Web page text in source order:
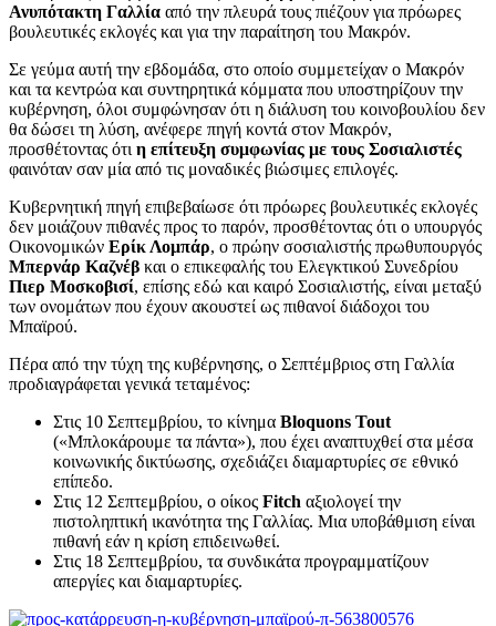
Ανυπότακτη Γαλλία από την πλευρά τους πιέζουν για πρόωρες
βουλευτικές εκλογές και για την παραίτηση του Μακρόν.
Σε γεύμα αυτή την εβδομάδα, στο οποίο συμμετείχαν ο Μακρόν
και τα κεντρώα και συντηρητικά κόμματα που υποστηρίζουν την
κυβέρνηση, όλοι συμφώνησαν ότι η διάλυση του κοινοβουλίου δεν
θα δώσει τη λύση, ανέφερε πηγή κοντά στον Μακρόν,
προσθέτοντας ότι η επίτευξη συμφωνίας με τους Σοσιαλιστές
φαινόταν σαν μία από τις μοναδικές βιώσιμες επιλογές.
Κυβερνητική πηγή επιβεβαίωσε ότι πρόωρες βουλευτικές εκλογές
δεν μοιάζουν πιθανές προς το παρόν, προσθέτοντας ότι ο υπουργός
Οικονομικών Ερίκ Λομπάρ, ο πρώην σοσιαλιστής πρωθυπουργός
Μπερνάρ Καζνέβ και ο επικεφαλής του Ελεγκτικού Συνεδρίου
Πιερ Μοσκοβισί, επίσης εδώ και καιρό Σοσιαλιστής, είναι μεταξύ
των ονομάτων που έχουν ακουστεί ως πιθανοί διάδοχοι του
Μπαϊρού.
Πέρα από την τύχη της κυβέρνησης, ο Σεπτέμβριος στη Γαλλία
προδιαγράφεται γενικά τεταμένος:
Στις 10 Σεπτεμβρίου, το κίνημα Bloquons Tout
(«Μπλοκάρουμε τα πάντα»), που έχει αναπτυχθεί στα μέσα
κοινωνικής δικτύωσης, σχεδιάζει διαμαρτυρίες σε εθνικό
επίπεδο.
Στις 12 Σεπτεμβρίου, ο οίκος Fitch αξιολογεί την
πιστοληπτική ικανότητα της Γαλλίας. Μια υποβάθμιση είναι
πιθανή εάν η κρίση επιδεινωθεί.
Στις 18 Σεπτεμβρίου, τα συνδικάτα προγραμματίζουν
απεργίες και διαμαρτυρίες.